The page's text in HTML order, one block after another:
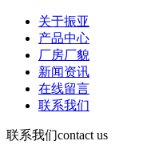
关于振亚
产品中心
厂房厂貌
新闻资讯
在线留言
联系我们
联系我们contact us